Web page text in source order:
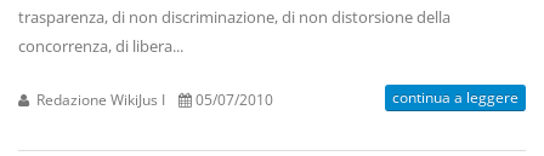
trasparenza, di non discriminazione, di non distorsione della
concorrenza, di libera...
Redazione WikiJus I 05/07/2010 continua a leggere